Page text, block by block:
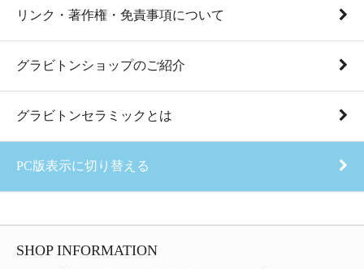
リンク・著作権・免責事項について
グラビトンショップのご紹介
グラビトンセラミックとは
PC版表示に切り替える
SHOP INFORMATION